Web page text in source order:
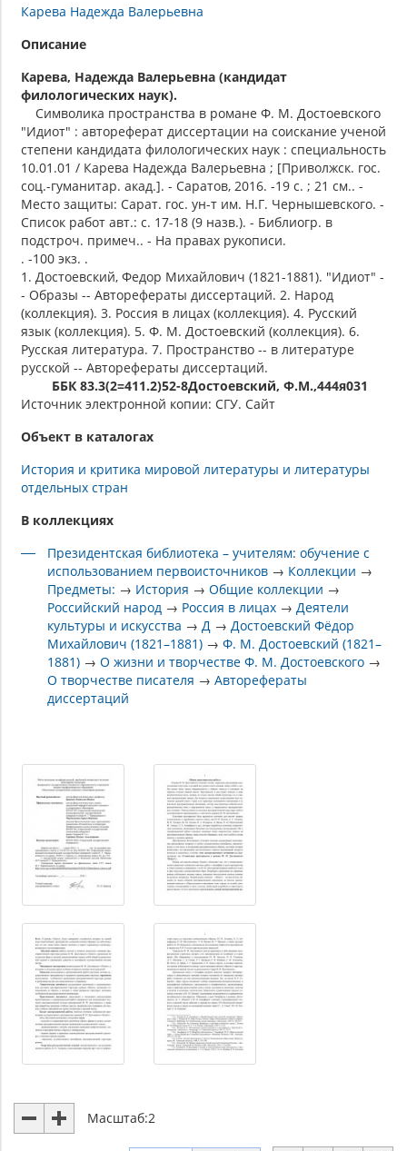
Карева Надежда Валерьевна
Описание
Карева, Надежда Валерьевна (кандидат
филологических наук).
Символика пространства в романе Ф. М. Достоевского
"Идиот" : автореферат диссертации на соискание ученой
степени кандидата филологических наук : специальность
10.01.01 / Карева Надежда Валерьевна ; [Приволжск. гос.
соц.-гуманитар. акад.]. - Саратов, 2016. -19 с. ; 21 см.. -
Место защиты: Сарат. гос. ун-т им. Н.Г. Чернышевского. -
Список работ авт.: с. 17-18 (9 назв.). - Библиогр. в
подстроч. примеч.. - На правах рукописи.
. -100 экз. .
1. Достоевский, Федор Михайлович (1821-1881). "Идиот" -
- Образы -- Авторефераты диссертаций. 2. Народ
(коллекция). 3. Россия в лицах (коллекция). 4. Русский
язык (коллекция). 5. Ф. М. Достоевский (коллекция). 6.
Русская литература. 7. Пространство -- в литературе
русской -- Авторефераты диссертаций.
ББК 83.3(2=411.2)52-8Достоевский, Ф.М.,444я031
Источник электронной копии: СГУ. Сайт
Объект в каталогах
История и критика мировой литературы и литературы
отдельных стран
В коллекциях
Президентская библиотека – учителям: обучение с
использованием первоисточников → Коллекции →
Предметы: → История →Общие коллекции →
Российский народ → Россия в лицах →Деятели
культуры и искусства →Д →Достоевский Фёдор
Михайлович (1821–1881) →Ф. М. Достоевский (1821–
1881) →О жизни и творчестве Ф. М. Достоевского →
О творчестве писателя →Авторефераты
диссертаций
Масштаб:2